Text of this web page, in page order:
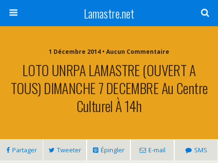
Lamastre.net
1 Décembre 2014 • Aucun Commentaire
LOTO UNRPA LAMASTRE (OUVERT A
TOUS) DIMANCHE 7 DECEMBRE Au Centre
Culturel À 14h
Partager Tweeter Épingler E-mail SMS